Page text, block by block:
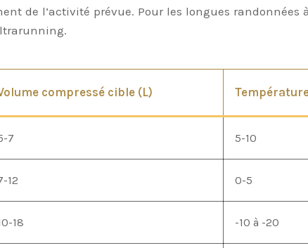
de l’activité prévue. Pour les longues randonnées
compressé cible (L)
7 5-10
12 0-5
18 -10 à -20